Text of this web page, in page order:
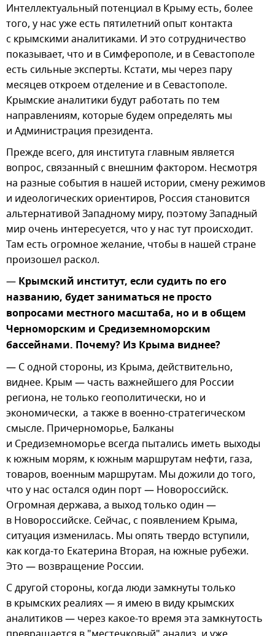
Интеллектуальный потенциал в Крыму есть, более
того, у нас уже есть пятилетний опыт контакта
с крымскими аналитиками. И это сотрудничество
показывает, что и в Симферополе, и в Севастополе
есть сильные эксперты. Кстати, мы через пару
месяцев откроем отделение и в Севастополе.
Крымские аналитики будут работать по тем
направлениям, которые будем определять мы
и Администрация президента.
Прежде всего, для института главным является
вопрос, связанный с внешним фактором. Несмотря
на разные события в нашей истории, смену режимов
и идеологических ориентиров, Россия становится
альтернативой Западному миру, поэтому Западный
мир очень интересуется, что у нас тут происходит.
Там есть огромное желание, чтобы в нашей стране
произошел раскол.
— Крымский институт, если судить по его
названию, будет заниматься не просто
вопросами местного масштаба, но и в общем
Черноморским и Средиземноморским
бассейнами. Почему? Из Крыма виднее?
— С одной стороны, из Крыма, действительно,
виднее. Крым — часть важнейшего для России
региона, не только геополитически, но и
экономически, а также в военно-стратегическом
смысле. Причерноморье, Балканы
и Средиземноморье всегда пытались иметь выходы
к южным морям, к южным маршрутам нефти, газа,
товаров, военным маршрутам. Мы дожили до того,
что у нас остался один порт — Новороссийск.
Огромная держава, а выход только один —
в Новороссийске. Сейчас, с появлением Крыма,
ситуация изменилась. Мы опять твердо вступили,
как когда-то Екатерина Вторая, на южные рубежи.
Это — возвращение России.
С другой стороны, когда люди замкнуты только
в крымских реалиях — я имею в виду крымских
аналитиков — через какое-то время эта замкнутость